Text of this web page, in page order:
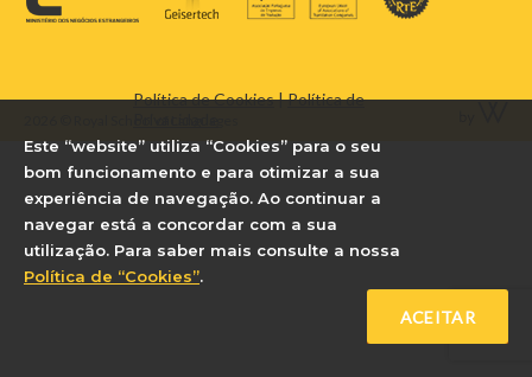
Política de Cookies|Política de
Este “website” utiliza “Cookies” para o seu
bom funcionamento e para otimizar a sua
experiência de navegação. Ao continuar a
navegar está a concordar com a sua
utilização. Para saber mais consulte a nossa
Política de “Cookies”.
ACEITAR